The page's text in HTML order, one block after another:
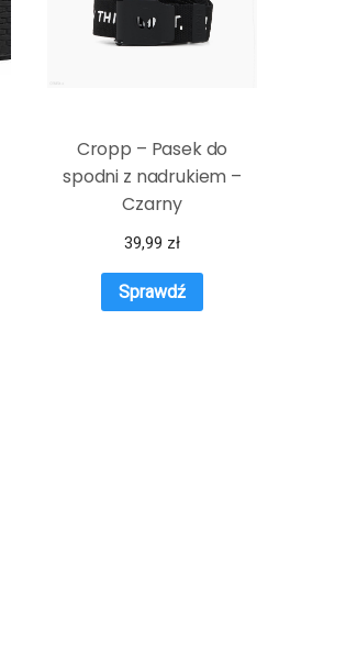
Cropp – Pasek do
spodni z nadrukiem –
Czarny
39,99 zł
Sprawdź